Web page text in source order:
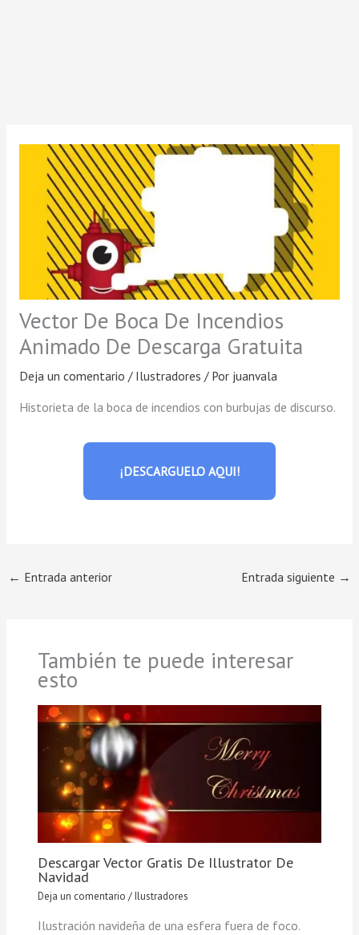
Vector De Boca De Incendios
Animado De Descarga Gratuita
Deja un comentario / Ilustradores / Por juanvala
Historieta de la boca de incendios con burbujas de discurso.
¡DESCARGUELO AQUI!
← Entrada anterior Entrada siguiente →
También te puede interesar
esto
Descargar Vector Gratis De Illustrator De
Navidad
Deja un comentario /Ilustradores
Ilustración navideña de una esfera fuera de foco.